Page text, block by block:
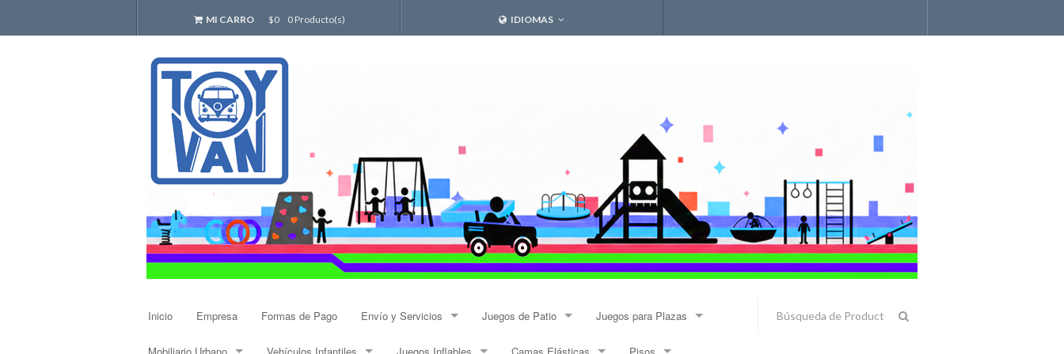
MI CARRO $0 0 Producto(s) IDIOMAS
Inicio Empresa Formas de Pago Envío y Servicios Juegos de Patio Juegos para Plazas